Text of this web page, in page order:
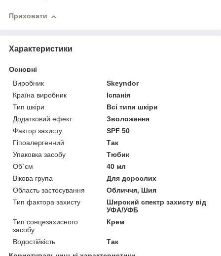
Приховати
Характеристики
Основні
Виробник
Skeyndor
Країна виробник
Іспанія
Тип шкіри
Всі типи шкіри
Додатковий ефект
Зволоження
Фактор захисту
SPF 50
Гіпоалергенний
Так
Упаковка засобу
Тюбик
Об`єм
40 мл
Вікова група
Для дорослих
Область застосування
Обличчя, Шия
Тип фактора захисту
Широкий спектр захисту від
УФА/УФБ
Тип сонцезахисного
засобу
Крем
Водостійкість
Так